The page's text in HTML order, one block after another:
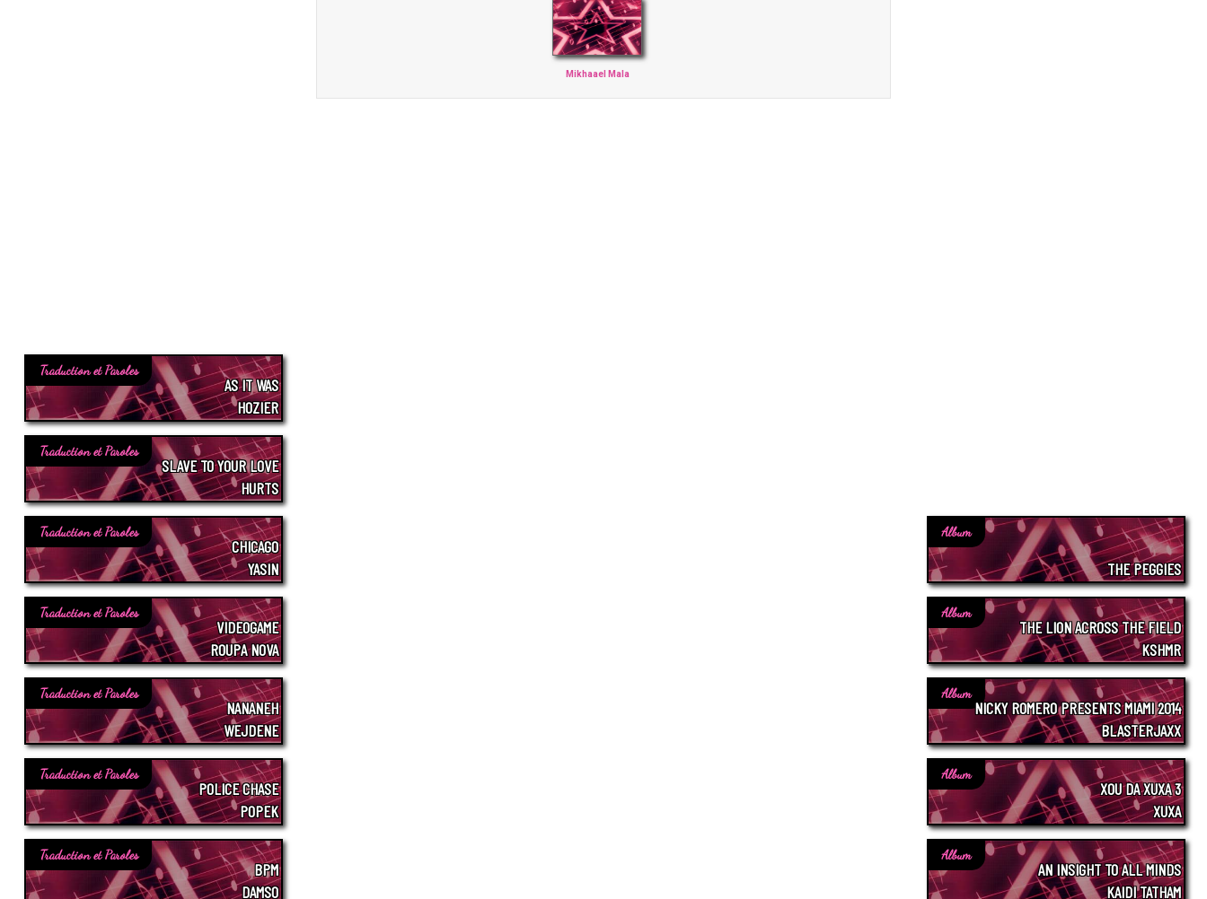
Mikhaael Mala
Traduction et Paroles
AS IT WAS
HOZIER
Traduction et Paroles
SLAVE TO YOUR LOVE
HURTS
Traduction et Paroles
CHICAGO
YASIN
Traduction et Paroles
VIDEOGAME
ROUPA NOVA
Traduction et Paroles
NANANEH
WEJDENE
Traduction et Paroles
POLICE CHASE
POPEK
Traduction et Paroles
BPM
DAMSO
Album
THE PEGGIES
Album
THE LION ACROSS THE FIELD
KSHMR
Album
NICKY ROMERO PRESENTS MIAMI 2014
BLASTERJAXX
Album
XOU DA XUXA 3
XUXA
Album
AN INSIGHT TO ALL MINDS
KAIDI TATHAM